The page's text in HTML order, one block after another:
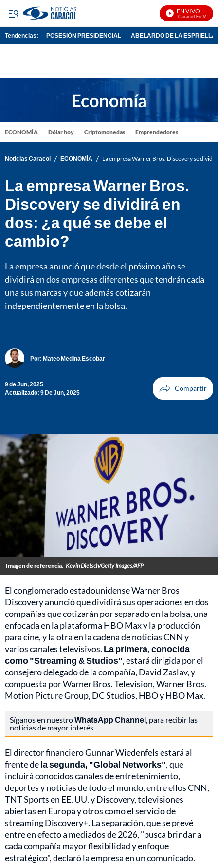
EN VIVO
Noticias Caracol En Vivo
Tendencias: POSESIÓN PRESIDENCIAL ABELARDO DE LA ESPRIELLA
ECONOMÍA Dólar hoy Criptomonedas Emprendedores
Noticias Caracol / ECONOMÍA / La empresa Warner Bros. Discovery se
La empresa Warner Bros.
Discovery se dividirá en
dos: ¿a qué se debe el
cambio?
La empresa anunció que desde el próximo año se
dividirá en dos empresas diferentes que tendrán cada
una sus marcas y que además cotizarán
independientemente en la bolsa.
Por: Mateo Medina Escobar
9 de Jun, 2025
Actualizado: 9 De Jun, 2025
Imagen de referencia. Kevin Dietsch/Getty Images/AFP
El conglomerado estadounidense Warner Bros
Discovery anunció que dividirá sus operaciones en dos
compañías que cotizarán por separado en la bolsa, una
enfocada en la plataforma HBO Max y la producción
para cine, y la otra en la cadena de noticias CNN y
varios canales televisivos. La primera, conocida
como "Streaming & Studios", estará dirigida por el
consejero delegado de la compañía, David Zaslav, y
compuesta por Warner Bros. Television, Warner Bros.
Motion Picture Group, DC Studios, HBO y HBO Max.
Síganos en nuestroWhatsApp Channel, para recibir las
noticias de mayor interés
El director financiero Gunnar Wiedenfels estará al
frente dela segunda, "Global Networks", que
incluirá conocidos canales de entretenimiento,
deportes y noticias de todo el mundo, entre ellos CNN,
TNT Sports en EE. UU. y Discovery, televisiones
abiertas en Europa y otros como el servicio de
streaming Discovery+. La separación, que se prevé
entre en efecto a mediados de 2026, "busca brindar a
cada compañía mayor flexibilidad y enfoque
estratégico", declaró la empresa en un comunicado.